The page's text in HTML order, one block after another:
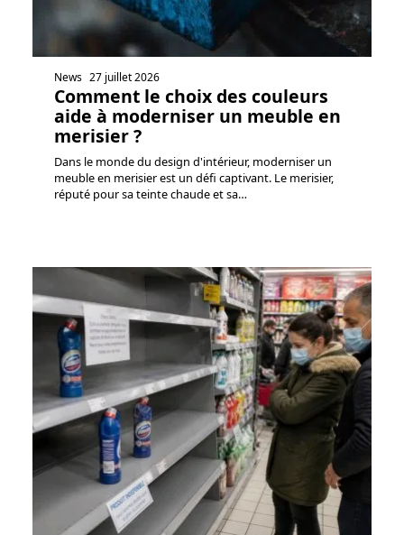
News 27 juillet 2026
Comment le choix des couleurs
aide à moderniser un meuble en
merisier ?
Dans le monde du design d'intérieur, moderniser un
meuble en merisier est un défi captivant. Le merisier,
réputé pour sa teinte chaude et sa…